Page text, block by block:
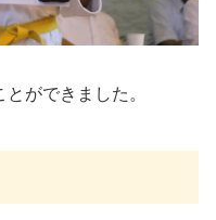
ができました。